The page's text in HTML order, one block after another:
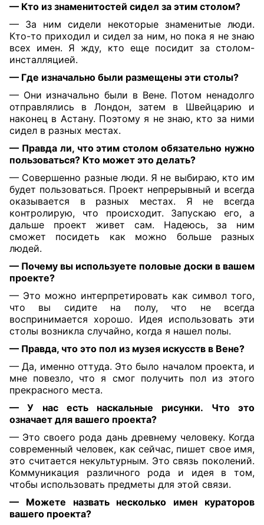
— Кто из знаменитостей сидел за этим столом?
— За ним сидели некоторые знаменитые люди.
Кто-то приходил и сидел за ним, но пока я не знаю
всех имен. Я жду, кто еще посидит за столом-
инсталляцией.
— Где изначально были размещены эти столы?
— Они изначально были в Вене. Потом ненадолго
отправлялись в Лондон, затем в Швейцарию и
наконец в Астану. Поэтому я не знаю, кто за ними
сидел в разных местах.
— Правда ли, что этим столом обязательно нужно
пользоваться? Кто может это делать?
— Совершенно разные люди. Я не выбираю, кто им
будет пользоваться. Проект непрерывный и всегда
оказывается в разных местах. Я не всегда
контролирую, что происходит. Запускаю его, а
дальше проект живет сам. Надеюсь, за ним
сможет посидеть как можно больше разных
людей.
— Почему вы используете половые доски в вашем
проекте?
— Это можно интерпретировать как символ того,
что вы сидите на полу, что не всегда
воспринимается хорошо. Идея использовать эти
столы возникла случайно, когда я нашел полы.
— Правда, что это пол из музея искусств в Вене?
— Да, именно оттуда. Это было началом проекта, и
мне повезло, что я смог получить пол из этого
прекрасного места.
— У нас есть наскальные рисунки. Что это
означает для вашего проекта?
— Это своего рода дань древнему человеку. Когда
современный человек, как сейчас, пишет свое имя,
это считается некультурным. Это связь поколений.
Коммуникация различного рода и идея в том,
чтобы использовать предметы для этой связи.
— Можете назвать несколько имен кураторов
вашего проекта?